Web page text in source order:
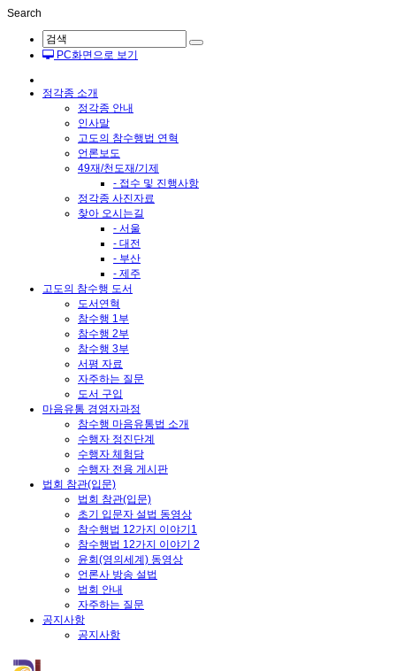
Search
PC화면으로 보기
정각종 소개
정각종 안내
인사말
고도의 참수행법 연혁
언론보도
49재/천도재/기제
- 접수 및 진행사항
정각종 사진자료
찾아 오시는길
- 서울
- 대전
- 부산
- 제주
고도의 참수행 도서
도서연혁
참수행 1부
참수행 2부
참수행 3부
서평 자료
자주하는 질문
도서 구입
마음유통 경영자과정
참수행 마음유통법 소개
수행자 정진단계
수행자 체험담
수행자 전용 게시판
법회 참관(입문)
법회 참관(입문)
초기 입문자 설법 동영상
참수행법 12가지 이야기1
참수행법 12가지 이야기 2
윤회(영의세계) 동영상
언론사 방송 설법
법회 안내
자주하는 질문
공지사항
공지사항
Sketchbook5, 스케치북5
Sketchbook5, 스케치북5